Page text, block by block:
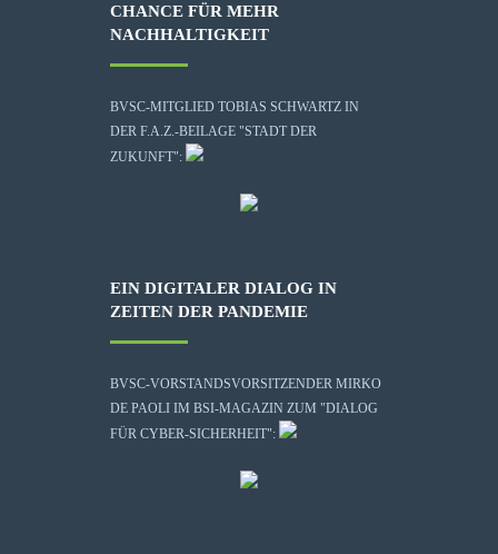
CHANCE FÜR MEHR
NACHHALTIGKEIT
BVSC-MITGLIED TOBIAS SCHWARTZ IN
DER F.A.Z.-BEILAGE "STADT DER
ZUKUNFT":
EIN DIGITALER DIALOG IN
ZEITEN DER PANDEMIE
BVSC-VORSTANDSVORSITZENDER MIRKO
DE PAOLI IM BSI-MAGAZIN ZUM "DIALOG
FÜR CYBER-SICHERHEIT":